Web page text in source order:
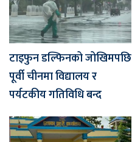
टाइफुन डल्फिनको जोखिमपछि
पूर्वी चीनमा विद्यालय र
पर्यटकीय गतिविधि बन्द